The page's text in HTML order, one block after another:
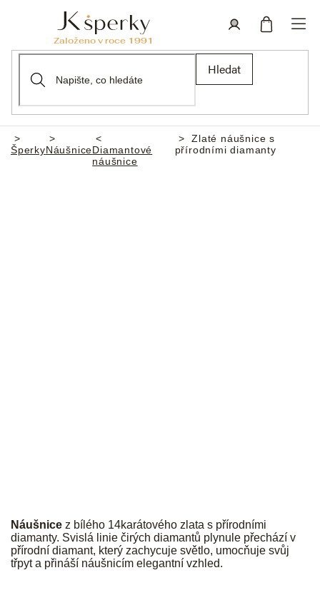
Hledat
Domů
ŠperkyNáušniceDiamantové
náušnice
Zlaté náušnice s
přírodními diamanty
Náušnice z bílého 14karátového zlata s přírodními
diamanty. Svislá linie čirých diamantů plynule přechází v
přírodní diamant, který zachycuje světlo, umocňuje svůj
třpyt a přináší náušnicím elegantní vzhled.